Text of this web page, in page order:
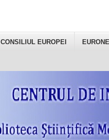
CONSILIUL EUROPEI